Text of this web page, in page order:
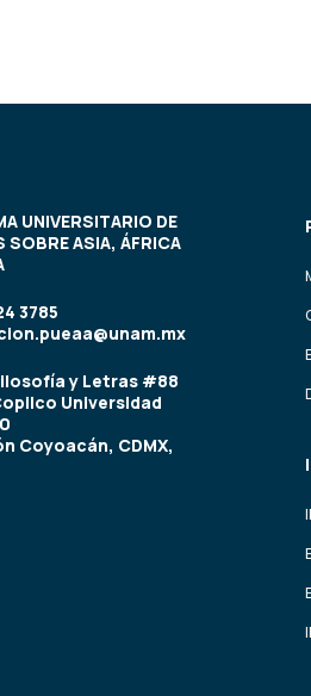
UNIVERSITARIO DE
SOBRE ASIA, ÁFRICA
3785
y Letras #88
Universidad
Coyoacán, CDMX,